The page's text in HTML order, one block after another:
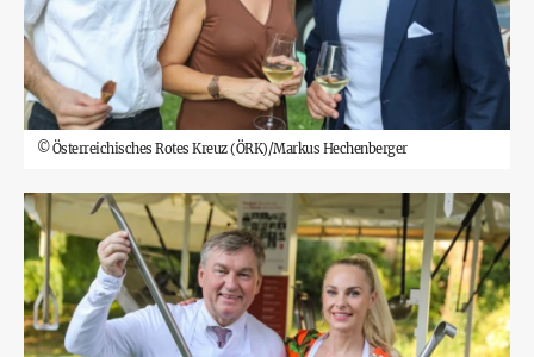
©Österreichisches Rotes Kreuz (ÖRK)/Markus Hechenberger